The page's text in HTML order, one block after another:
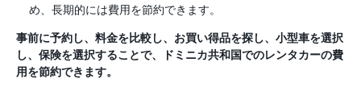
め、長期的には費用を節約できます。
事前に予約し、料金を比較し、お買い得品を探し、小型車を選択
し、保険を選択することで、ドミニカ共和国でのレンタカーの費
用を節約できます。